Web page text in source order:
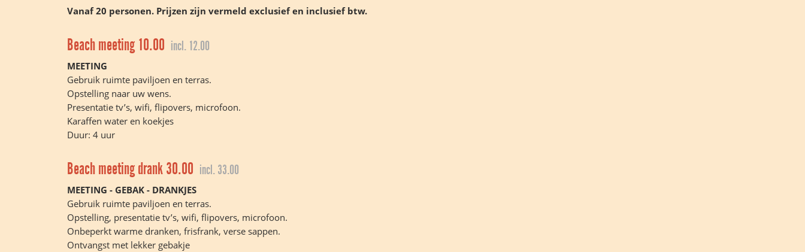
Vanaf 20 personen. Prijzen zijn vermeld exclusief en inclusief btw.
Beach meeting 10.00 incl. 12.00
MEETING
Gebruik ruimte paviljoen en terras.
Opstelling naar uw wens.
Presentatie tv’s, wifi, flipovers, microfoon.
Karaffen water en koekjes
Duur: 4 uur
Beach meeting drank 30.00 incl. 33.00
MEETING - GEBAK - DRANKJES
Gebruik ruimte paviljoen en terras.
Opstelling, presentatie tv’s, wifi, flipovers, microfoon.
Onbeperkt warme dranken, frisfrank, verse sappen.
Ontvangst met lekker gebakje